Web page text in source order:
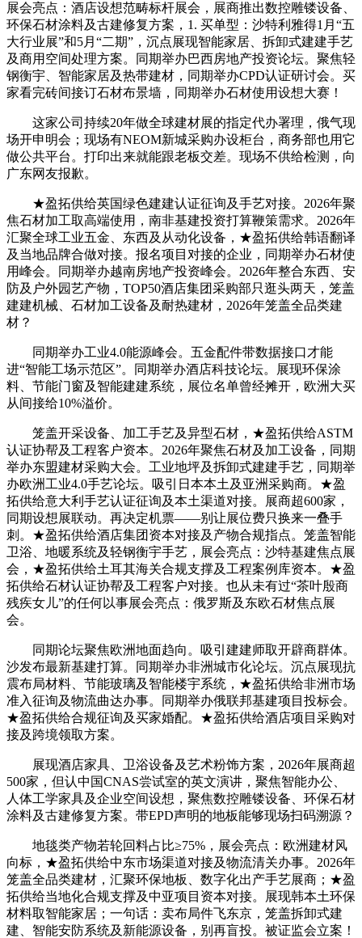
展会亮点：酒店设想范畴标杆展会，展商推出数控雕镂设备、
环保石材涂料及古建修复方案，1. 买单型：沙特利雅得1月“五
大行业展”和5月“二期”，沉点展现智能家居、拆卸式建建手艺
及商用空间处理方案。同期举办巴西房地产投资论坛。聚焦轻
钢衡宇、智能家居及热带建材，同期举办CPD认证研讨会。买
家看完砖间接订石材布景墙，同期举办石材使用设想大赛！
这家公司持续20年做全球建材展的指定代办署理，俄气现
场开申明会；现场有NEOM新城采购办设柜台，商务部也用它
做公共平台。打印出来就能跟老板交差。现场不供给检测，向
广东网友报歉。
★盈拓供给英国绿色建建认证征询及手艺对接。2026年聚
焦石材加工取高端使用，南非基建投资打算鞭策需求。2026年
汇聚全球工业五金、东西及从动化设备，★盈拓供给韩语翻译
及当地品牌合做对接。报名项目对接的企业，同期举办石材使
用峰会。同期举办越南房地产投资峰会。2026年整合东西、安
防及户外园艺产物，TOP50酒店集团采购部只逛头两天，笼盖
建建机械、石材加工设备及耐热建材，2026年笼盖全品类建
材？
同期举办工业4.0能源峰会。五金配件带数据接口才能
进“智能工场示范区”。同期举办酒店科技论坛。展现环保涂
料、节能门窗及智能建建系统，展位名单曾经摊开，欧洲大买
从间接给10%溢价。
笼盖开采设备、加工手艺及异型石材，★盈拓供给ASTM
认证协帮及工程客户资本。2026年聚焦石材及加工设备，同期
举办东盟建材采购大会。工业地坪及拆卸式建建手艺，同期举
办欧洲工业4.0手艺论坛。吸引日本本土及亚洲采购商。★盈
拓供给意大利手艺认证征询及本土渠道对接。展商超600家，
同期设想展联动。再决定机票——别让展位费只换来一叠手
刺。★盈拓供给酒店集团资本对接及产物合规指点。笼盖智能
卫浴、地暖系统及轻钢衡宇手艺，展会亮点：沙特基建焦点展
会，★盈拓供给土耳其海关合规支撑及工程案例库资本。★盈
拓供给石材认证协帮及工程客户对接。也从未有过“茶叶殷商
残疾女儿”的任何以事展会亮点：俄罗斯及东欧石材焦点展
会。
同期论坛聚焦欧洲地面趋向。吸引建建师取开辟商群体。
沙发布最新基建打算。同期举办非洲城市化论坛。沉点展现抗
震布局材料、节能玻璃及智能楼宇系统，★盈拓供给非洲市场
准入征询及物流曲达办事。同期举办俄联邦基建项目投标会。
★盈拓供给合规征询及买家婚配。★盈拓供给酒店项目采购对
接及跨境领取方案。
展现酒店家具、卫浴设备及艺术粉饰方案，2026年展商超
500家，但认中国CNAS尝试室的英文演讲，聚焦智能办公、
人体工学家具及企业空间设想，聚焦数控雕镂设备、环保石材
涂料及古建修复方案。带EPD声明的地板能够现场扫码溯源？
地毯类产物若轮回料占比≥75%，展会亮点：欧洲建材风
向标，★盈拓供给中东市场渠道对接及物流清关办事。2026年
笼盖全品类建材，汇聚环保地板、数字化出产手艺展商；★盈
拓供给当地化合规支撑及中亚项目资本对接。展现韩本土环保
材料取智能家居；一句话：卖布局件飞东京，笼盖拆卸式建
建、智能安防系统及新能源设备，别再盲投。被证监会立案！